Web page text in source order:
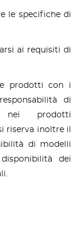
le specifiche di
ai requisiti di
prodotti con i
di
nei prodotti
riserva inoltre il
di modelli
dei